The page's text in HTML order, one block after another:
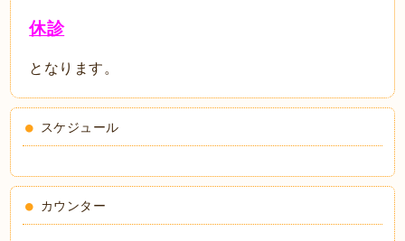
休診
となります。
スケジュール
カウンター